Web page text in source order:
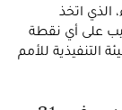
الذي اتخذ
على أي نقطة
التنفيذية للأمم